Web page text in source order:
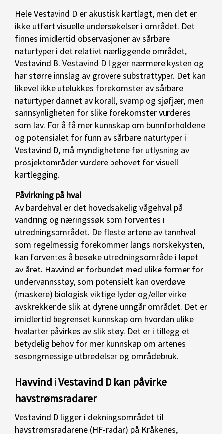
Hele Vestavind D er akustisk kartlagt, men det er
ikke utført visuelle undersøkelser i området. Det
finnes imidlertid observasjoner av sårbare
naturtyper i det relativt nærliggende området,
Vestavind B. Vestavind D ligger nærmere kysten og
har større innslag av grovere substrattyper. Det kan
likevel ikke utelukkes forekomster av sårbare
naturtyper dannet av korall, svamp og sjøfjær, men
sannsynligheten for slike forekomster vurderes
som lav. For å få mer kunnskap om bunnforholdene
og potensialet for funn av sårbare naturtyper i
Vestavind D, må myndighetene før utlysning av
prosjektområder vurdere behovet for visuell
kartlegging.
Påvirkning på hval
Av bardehval er det hovedsakelig vågehval på
vandring og næringssøk som forventes i
utredningsområdet. De fleste artene av tannhval
som regelmessig forekommer langs norskekysten,
kan forventes å besøke utredningsområde i løpet
av året. Havvind er forbundet med ulike former for
undervannsstøy, som potensielt kan overdøve
(maskere) biologisk viktige lyder og/eller virke
avskrekkende slik at dyrene unngår området. Det er
imidlertid begrenset kunnskap om hvordan ulike
hvalarter påvirkes av slik støy. Det er i tillegg et
betydelig behov for mer kunnskap om artenes
sesongmessige utbredelser og områdebruk.
Havvind i Vestavind D kan påvirke
havstrømsradarer
Vestavind D ligger i dekningsområdet til
havstrømsradarene (HF-radar) på Kråkenes,